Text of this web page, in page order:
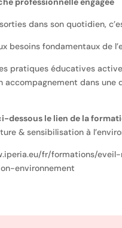
dans son quotidien,
besoins fondamentaux de
pratiques éducatives
accompagnement dans une
dessous le lien de la
& sensibilisation à
fr/formations/
environnement